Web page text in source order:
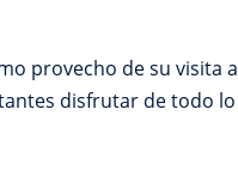
provecho de su visita a
disfrutar de todo lo